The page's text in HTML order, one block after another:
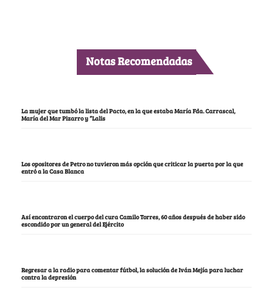
Notas Recomendadas
La mujer que tumbó la lista del Pacto, en la que estaba María Fda. Carrascal,
María del Mar Pizarro y “Lalis
Los opositores de Petro no tuvieron más opción que criticar la puerta por la que
entró a la Casa Blanca
Así encontraron el cuerpo del cura Camilo Torres, 60 años después de haber sido
escondido por un general del Ejército
Regresar a la radio para comentar fútbol, la solución de Iván Mejía para luchar
contra la depresión